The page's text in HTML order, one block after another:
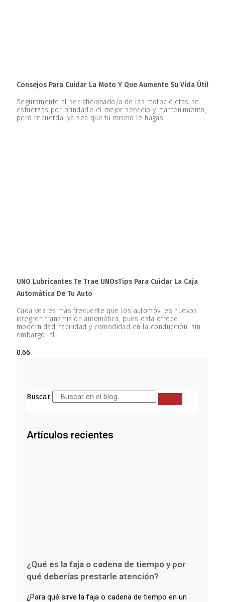
Consejos Para Cuidar La Moto Y Que Aumente Su Vida Útil
Seguramente al ser aficionado/a de las motocicletas, te
esfuerzas por brindarle el mejor servicio y mantenimiento,
pero recuerda, ya sea que tú mismo le hagas
UNO Lubricantes Te Trae UNOsTips Para Cuidar La Caja
Automática De Tu Auto
Cada vez es más frecuente que los automóviles nuevos
integren transmisión automática, pues esta ofrece
modernidad, facilidad y comodidad en la conducción, sin
embargo, al
Buscar
Artículos recientes
¿Qué es la faja o cadena de tiempo y por
qué deberías prestarle atención?
¿Para qué sirve la faja o cadena de tiempo en un